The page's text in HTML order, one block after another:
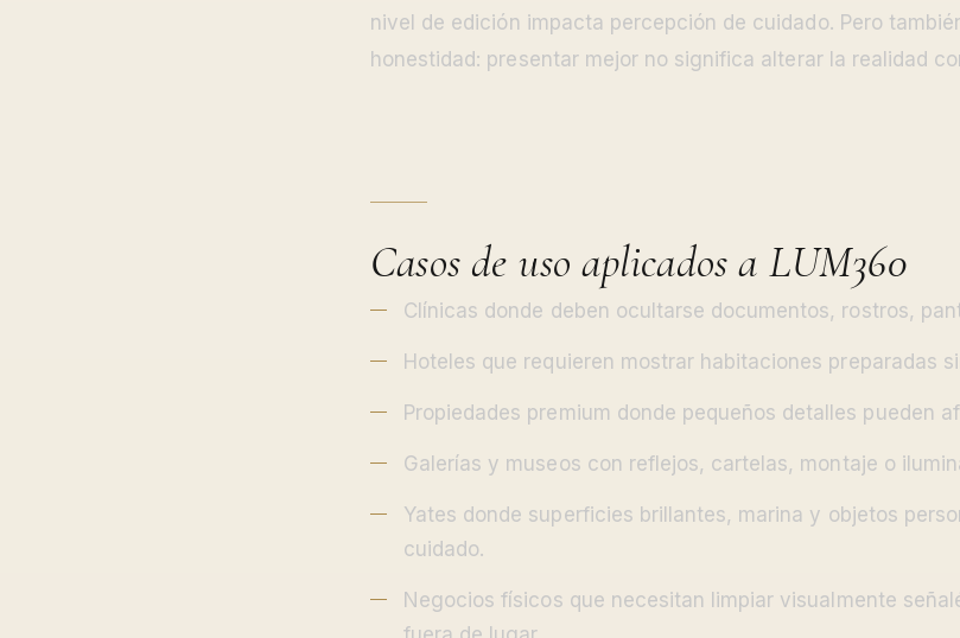
nivel de edición impacta percepción de cuidado. Pero
honestidad: presentar mejor no significa alterar la realidad
Casos de uso aplicados a LUM360
Clínicas donde deben ocultarse documentos, rostros,
Hoteles que requieren mostrar habitaciones preparadas
Propiedades premium donde pequeños detalles pueden
Galerías y museos con reflejos, cartelas, montaje o
Yates donde superficies brillantes, marina y objetos
cuidado.
Negocios físicos que necesitan limpiar visualmente